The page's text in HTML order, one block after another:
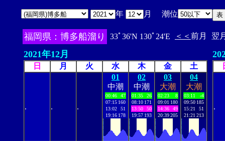
年 月 潮位
福岡県：博多船溜り 33ﾟ36'N 130ﾟ24'E ＜＜ 前月 翌
2021年12月
日 月 火 水 木 金 土
. . .
01
中潮
00:46
47
07:15 160
13:02
51
19:16 178
02
中潮
01:35
26
08:10 171
13:50
50
19:57 193
03
大潮
02:23
8
09:01 180
14:36
49
20:39205
04
大潮
03:11
-4
09:50 185
15:21
51
21:21 213
.